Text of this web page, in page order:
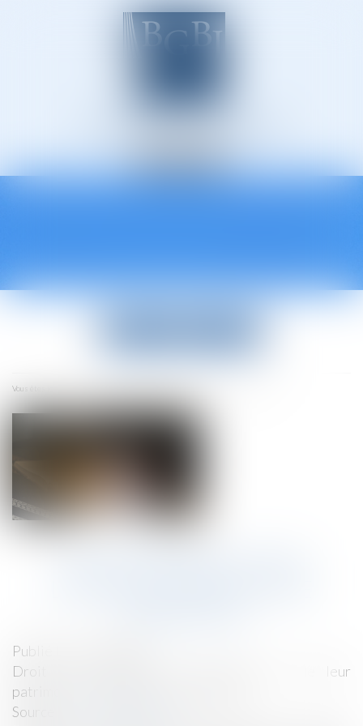
Avocats à Épinal
Vous êtes ici :
Publié le :
Droit de la famille, des personnes et de leur
patrimoine
Source :